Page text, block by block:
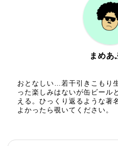
まめあ
おとなしい…若干引きこもり
った楽しみはないが缶ビール
える。ひっくり返るような著
よかったら覗いてください。